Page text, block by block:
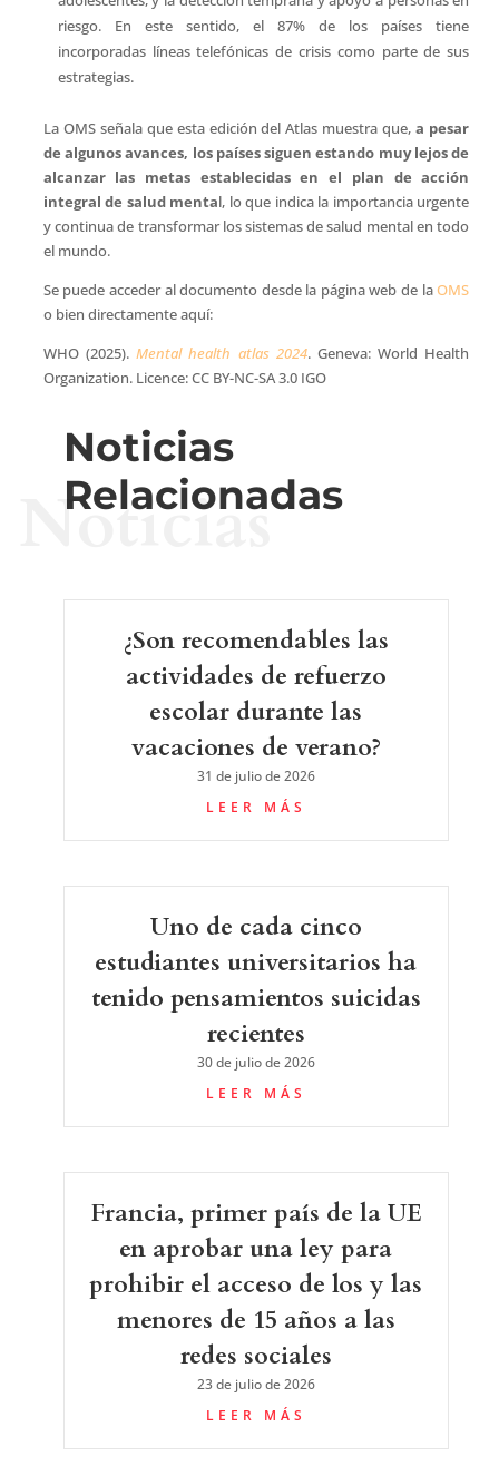
riesgo. En este sentido, el 87% de los países tiene
incorporadas líneas telefónicas de crisis como parte de sus
estrategias.
La OMS señala que esta edición del Atlas muestra que,a pesar
de algunos avances, los países siguen estando muy lejos de
alcanzar las metas establecidas en el plan de acción
integral de salud mental, lo que indica la importancia urgente
y continua de transformar los sistemas de salud mental en todo
el mundo.
Se puede acceder al documento desde la página web de laOMS
o bien directamente aquí:
WHO (2025).Mental health atlas 2024. Geneva: World Health
Organization. Licence: CC BY-NC-SA 3.0 IGO
Noticias
Relacionadas
Noticias
¿Son recomendables las
actividades de refuerzo
escolar durante las
vacaciones de verano?
31 de julio de 2026
LEER MÁS
Uno de cada cinco
estudiantes universitarios ha
tenido pensamientos suicidas
recientes
30 de julio de 2026
LEER MÁS
Francia, primer país de la UE
en aprobar una ley para
prohibir el acceso de los y las
menores de 15 años a las
redes sociales
23 de julio de 2026
LEER MÁS